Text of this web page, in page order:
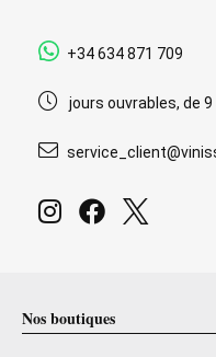
+34 634 871 709
jours ouvrables, de 9
Nos boutiques